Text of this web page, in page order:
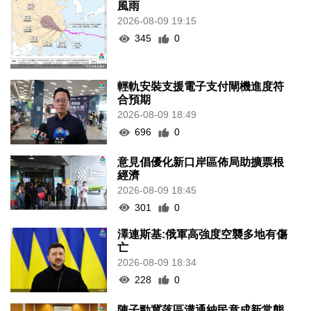
風雨
2026-08-09 19:15
345
0
輕軌安裝支援電子支付閘機進度符
合預期
2026-08-09 18:49
696
0
意見倡優化新口岸區佈局助擴票根
經濟
2026-08-09 18:45
301
0
澤連斯基:俄軍高強度空襲多地有傷
亡
2026-08-09 18:34
228
0